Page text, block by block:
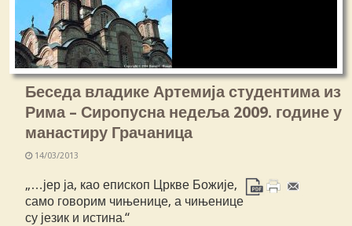
Беседа владике Артемија студентима из
Рима – Сиропусна недеља 2009. године у
манастиру Грачаница
14/03/2013
„…јер ја, као епископ Цркве Божије,
само говорим чињенице, а чињенице
су језик и истина.“